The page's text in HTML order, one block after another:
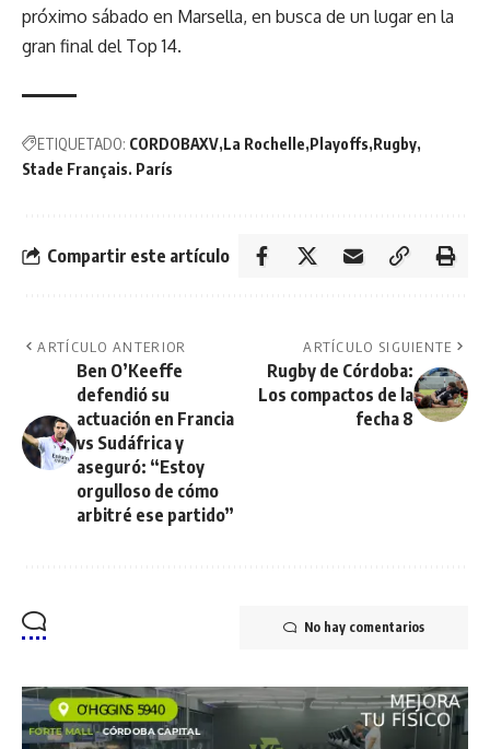
próximo sábado en Marsella, en busca de un lugar en la
gran final del Top 14.
ETIQUETADO: CORDOBAXV La Rochelle Playoffs Rugby
Stade Français. París
Compartir este artículo
ARTÍCULO ANTERIOR
Ben O’Keeffe
defendió su
actuación en Francia
vs Sudáfrica y
aseguró: “Estoy
orgulloso de cómo
arbitré ese partido”
ARTÍCULO SIGUIENTE
Rugby de Córdoba:
Los compactos de la
fecha 8
No hay comentarios